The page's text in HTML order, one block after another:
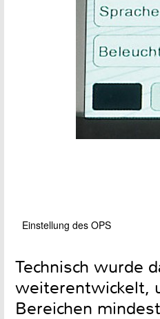
Einstellung des OPS
Technisch wurde
weiterentwickelt,
Bereichen